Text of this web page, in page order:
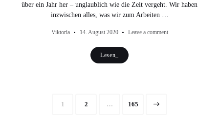
über ein Jahr her – unglaublich wie die Zeit vergeht. Wir haben
inzwischen alles, was wir zum Arbeiten …
Viktoria 14. August 2020 Leave a comment
Lesen_
Seitennummerierung
Page
1 Page
2 … Page
165